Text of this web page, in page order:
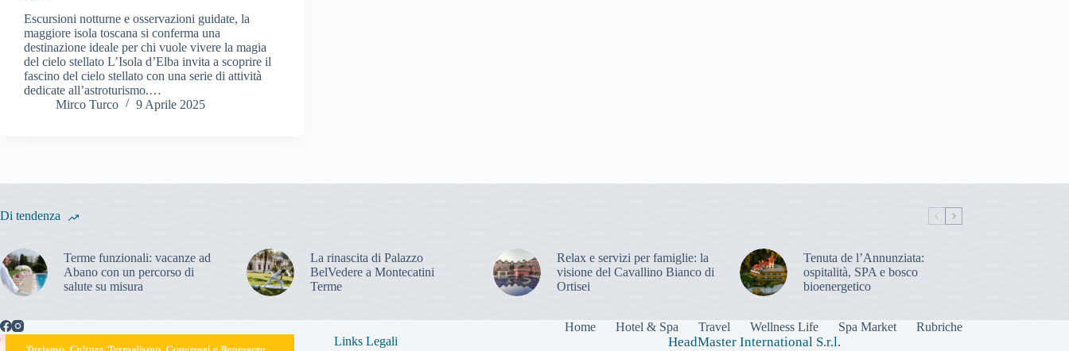
Escursioni notturne e osservazioni guidate, la
maggiore isola toscana si conferma una
destinazione ideale per chi vuole vivere la magia
del cielo stellato L’Isola d’Elba invita a scoprire il
fascino del cielo stellato con una serie di attività
dedicate all’astroturismo.…
Mirco Turco
9 Aprile 2025
Di tendenza
Terme funzionali: vacanze ad
Abano con un percorso di
salute su misura
La rinascita di Palazzo
BelVedere a Montecatini
Terme
Relax e servizi per famiglie: la
visione del Cavallino Bianco di
Ortisei
Tenuta de l’Annunziata:
ospitalità, SPA e bosco
bioenergetico
Home Hotel & Spa Travel Wellness Life Spa Market
Rubriche
Links Legali
HeadMaster International S.r.l.